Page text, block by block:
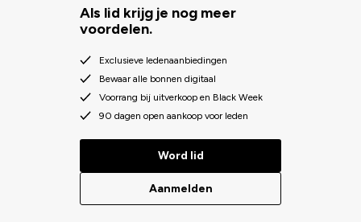
Als lid krijg je nog meer
voordelen.
Exclusieve ledenaanbiedingen
Bewaar alle bonnen digitaal
Voorrang bij uitverkoop en Black Week
90 dagen open aankoop voor leden
Word lid
Aanmelden